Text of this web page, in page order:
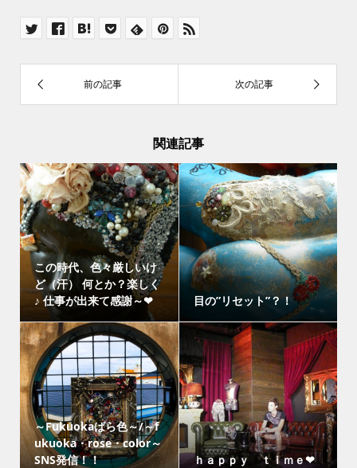
関連記事
この時代、色々厳しいけ
ど（汗） 何とか？楽しく
♪ 仕事が出来て感謝～❤
目の”リセット”？！
～Fukuokaばら色～/～f
ukuoka・rose・color～
SNS発信！！
ｈａｐｐｙ ｔｉｍｅ❤